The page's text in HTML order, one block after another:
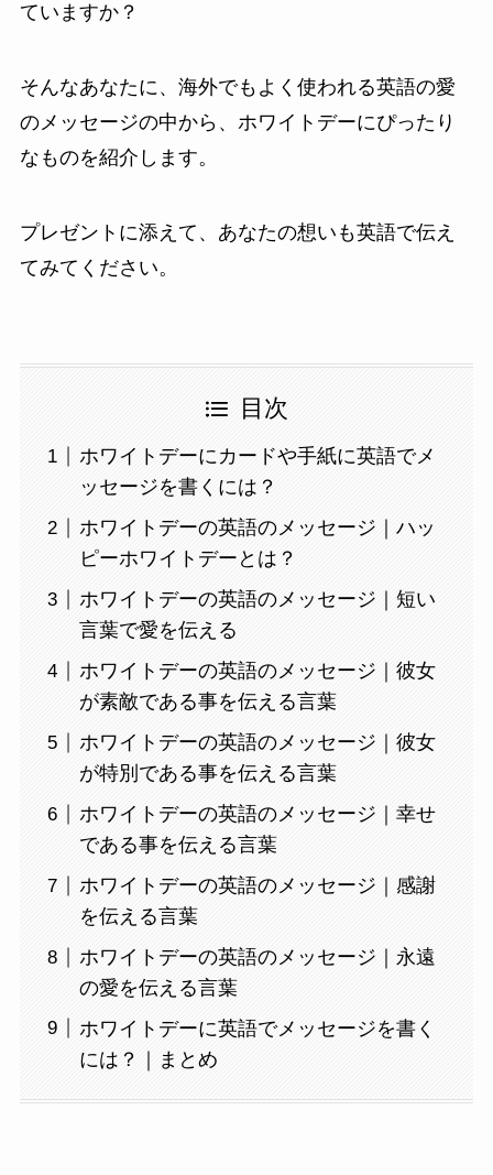
ていますか？
そんなあなたに、海外でもよく使われる英語の愛
のメッセージの中から、ホワイトデーにぴったり
なものを紹介します。
プレゼントに添えて、あなたの想いも英語で伝え
てみてください。
目次
ホワイトデーにカードや手紙に英語でメ
ッセージを書くには？
ホワイトデーの英語のメッセージ｜ハッ
ピーホワイトデーとは？
ホワイトデーの英語のメッセージ｜短い
言葉で愛を伝える
ホワイトデーの英語のメッセージ｜彼女
が素敵である事を伝える言葉
ホワイトデーの英語のメッセージ｜彼女
が特別である事を伝える言葉
ホワイトデーの英語のメッセージ｜幸せ
である事を伝える言葉
ホワイトデーの英語のメッセージ｜感謝
を伝える言葉
ホワイトデーの英語のメッセージ｜永遠
の愛を伝える言葉
ホワイトデーに英語でメッセージを書く
には？｜まとめ